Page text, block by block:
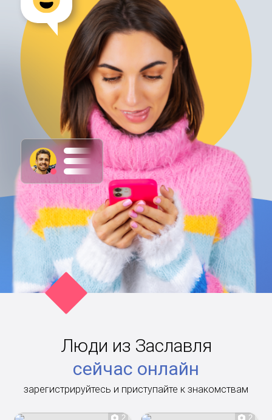
Люди из Заславля
сейчас онлайн
зарегистрируйтесь и приступайте к знакомствам
2 2